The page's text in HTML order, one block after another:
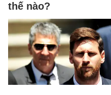
thế nào?